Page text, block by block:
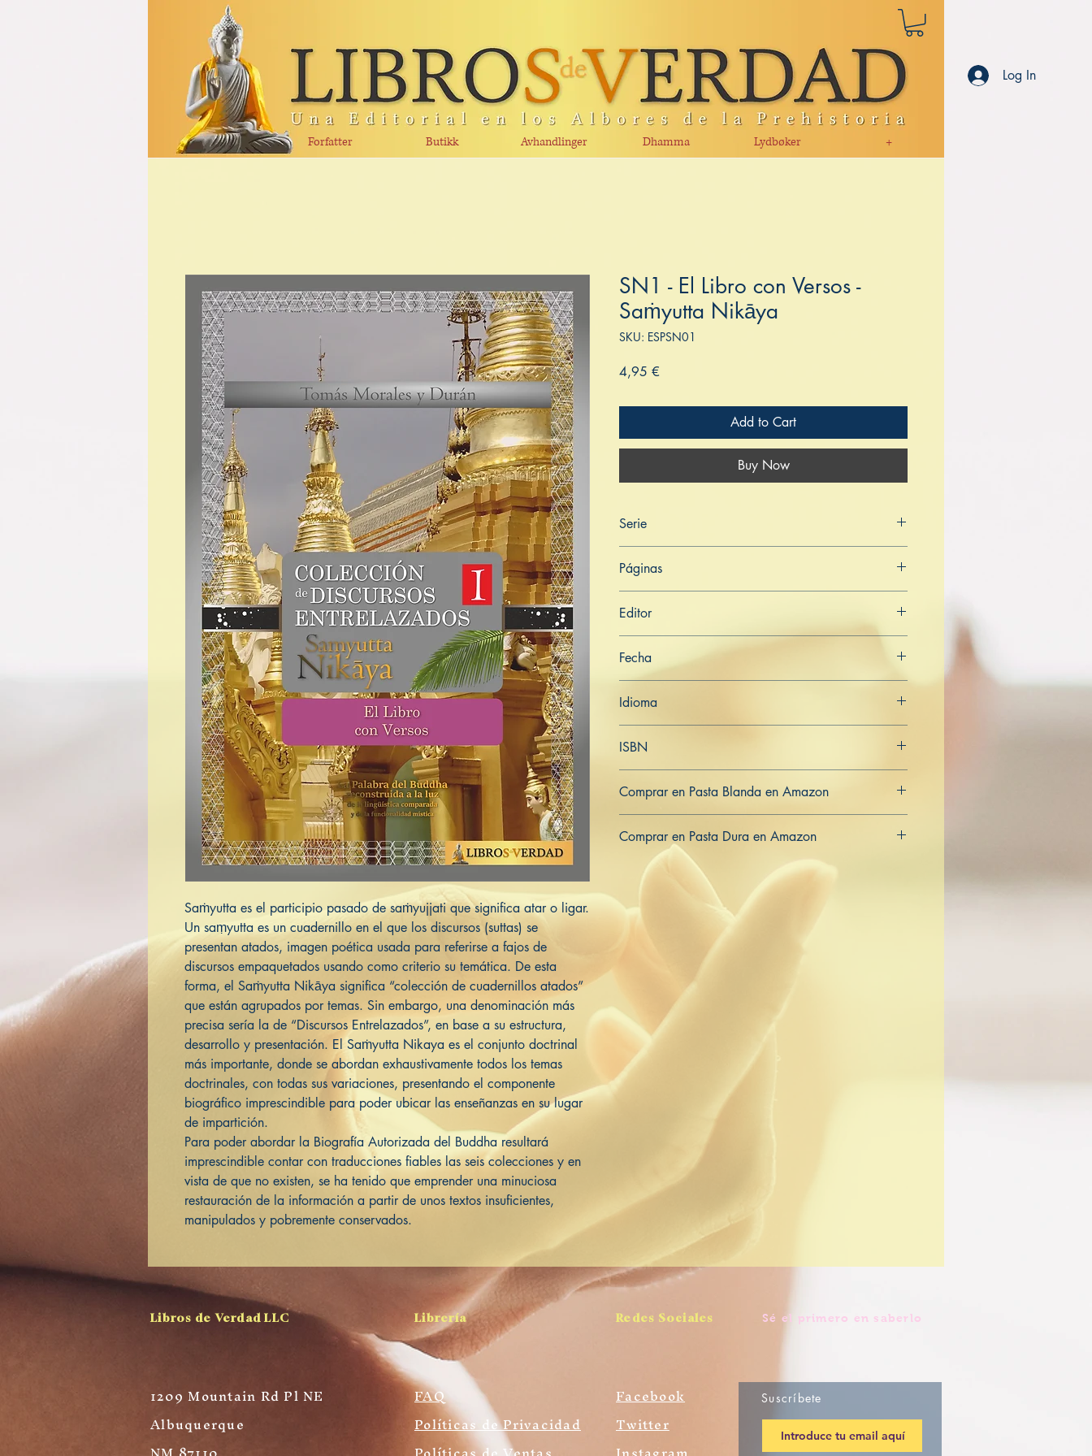
Forfatter Butikk Avhandlinger Dhamma Lydbøker +
Log In
Saṁyutta es el participio pasado de saṁyujjati que significa atar o ligar.
Un saṃyutta es un cuadernillo en el que los discursos (suttas) se
presentan atados, imagen poética usada para referirse a fajos de
discursos empaquetados usando como criterio su temática. De esta
forma, el Saṁyutta Nikāya significa “colección de cuadernillos atados”
que están agrupados por temas. Sin embargo, una denominación más
precisa sería la de “Discursos Entrelazados”, en base a su estructura,
desarrollo y presentación. El Saṁyutta Nikaya es el conjunto doctrinal
más importante, donde se abordan exhaustivamente todos los temas
doctrinales, con todas sus variaciones, presentando el componente
biográfico imprescindible para poder ubicar las enseñanzas en su lugar
de impartición.
Para poder abordar la Biografía Autorizada del Buddha resultará
imprescindible contar con traducciones fiables las seis colecciones y en
vista de que no existen, se ha tenido que emprender una minuciosa
restauración de la información a partir de unos textos insuficientes,
manipulados y pobremente conservados.
SN1 - El Libro con Versos -
Saṁyutta Nikāya
SKU: ESPSN01
4,95 €
Add to Cart
Buy Now
Serie
Páginas
Editor
Fecha
Idioma
ISBN
Comprar en Pasta Blanda en Amazon
Comprar en Pasta Dura en Amazon
US DE JP FR
Libros de Verdad LLC Librería Redes Sociales Sé el primero en saberlo
1209 Mountain Rd Pl NE
Albuquerque
FAQ
Políticas de Privacidad
Facebook
Twitter
Suscríbete